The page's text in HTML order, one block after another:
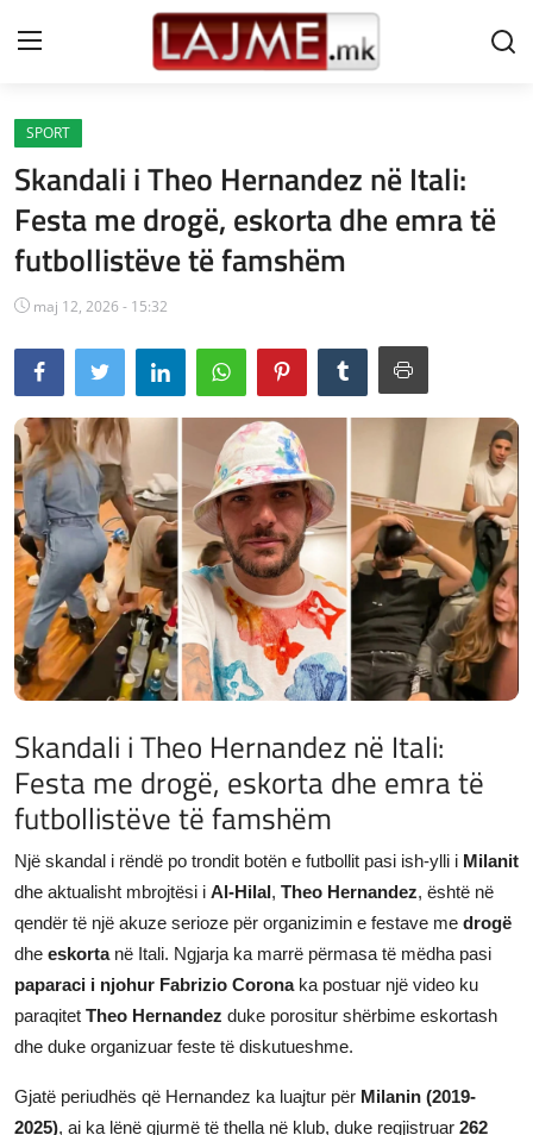
Shtëpi
LAJME MAQEDONI
SHQIPERI
KOSOVA
LAJME NGA BOTA
SHOWBIZ
SPORT
SHENDETI
JETA
Gallery
Shqip
SPORT
Skandali i Theo Hernandez në Itali:
Festa me drogë, eskorta dhe emra të
futbollistëve të famshëm
maj 12, 2026 - 15:32
Skandali i Theo Hernandez në Itali:
Festa me drogë, eskorta dhe emra të
futbollistëve të famshëm
Një skandal i rëndë po trondit botën e futbollit pasi ish-ylli i Milanit
dhe aktualisht mbrojtësi i Al-Hilal, Theo Hernandez, është në
qendër të një akuze serioze për organizimin e festave me drogë
dhe eskortanë Itali. Ngjarja ka marrë përmasa të mëdha pasi
paparaci i njohur Fabrizio Coronaka postuar një video ku
paraqitet Theo Hernandez duke porositur shërbime eskortash
dhe duke organizuar feste të diskutueshme.
Gjatë periudhës që Hernandez ka luajtur për Milanin (2019-
2025), ai ka lënë gjurmë të thella në klub, duke regjistruar 262